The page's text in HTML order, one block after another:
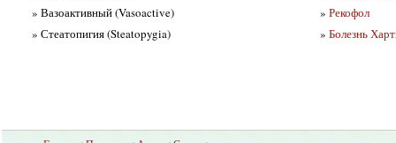
» Вазоактивный (Vasoactive)
» Стеатопигия (Steatopygia)
» Рекофол
» Болезнь